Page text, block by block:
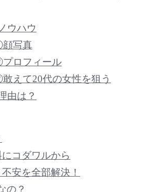
ウハウ
写真
ロフィール
えて20代の女性を狙う
由は？
コダワルから
安を全部解決！
の？